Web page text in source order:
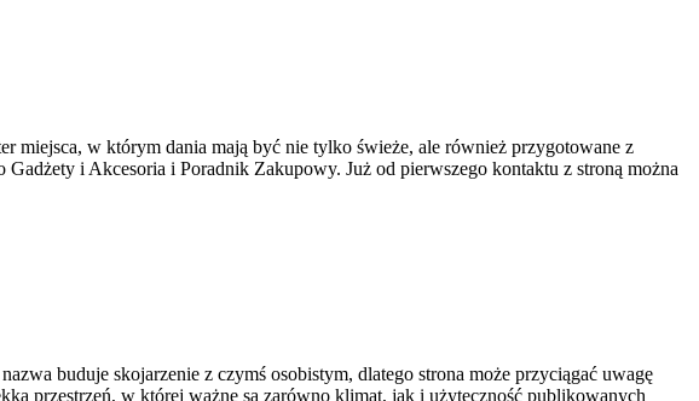
miejsca, w którym dania mają być nie tylko świeże, ale również przygotowane z
i Akcesoria i Poradnik Zakupowy. Już od pierwszego kontaktu z stroną można
buduje skojarzenie z czymś osobistym, dlatego strona może przyciągać uwagę
przestrzeń, w której ważne są zarówno klimat, jak i użyteczność publikowanych